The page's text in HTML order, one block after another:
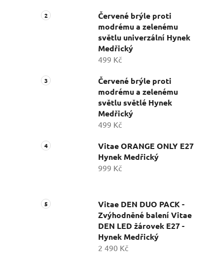
Červené brýle proti
modrému a zelenému
světlu univerzální Hynek
Medřický
499 Kč
Červené brýle proti
modrému a zelenému
světlu světlé Hynek
Medřický
499 Kč
Vitae ORANGE ONLY E27
Hynek Medřický
999 Kč
Vitae DEN DUO PACK -
Zvýhodněné balení Vitae
DEN LED žárovek E27 -
Hynek Medřický
2 490 Kč